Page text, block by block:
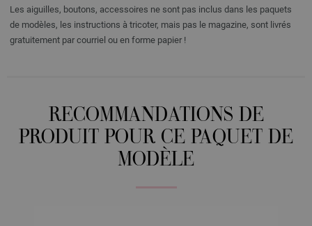
Les aiguilles, boutons, accessoires ne sont pas inclus dans les paquets
de modèles, les instructions à tricoter, mais pas le magazine, sont livrés
gratuitement par courriel ou en forme papier !
RECOMMANDATIONS DE
PRODUIT POUR CE PAQUET DE
MODÈLE